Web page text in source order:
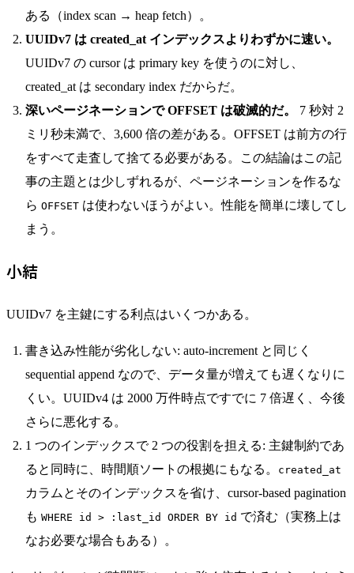
ある（index scan → heap fetch）。
UUIDv7 は created_at インデックスよりわずかに速い。
UUIDv7 の cursor は primary key を使うのに対し、
created_at は secondary index だからだ。
深いページネーションで OFFSET は破滅的だ。
7 秒対 2
ミリ秒未満で、3,600 倍の差がある。OFFSET は前方の行
をすべて走査して捨てる必要がある。この結論はこの記
事の主題とは少しずれるが、ページネーションを作るな
ら OFFSET は使わないほうがよい。性能を簡単に壊してし
まう。
小結
UUIDv7 を主鍵にする利点はいくつかある。
書き込み性能が劣化しない: auto-increment と同じく
sequential append なので、データ量が増えても遅くなりに
くい。UUIDv4 は 2000 万件時点ですでに 7 倍遅く、今後
さらに悪化する。
1 つのインデックスで 2 つの役割を担える: 主鍵制約であ
ると同時に、時間順ソートの根拠にもなる。
created_at
カラムとそのインデックスを省け、cursor-based pagination
も WHERE id > :last_id ORDER BY id で済む（実務上は
なお必要な場合もある）。